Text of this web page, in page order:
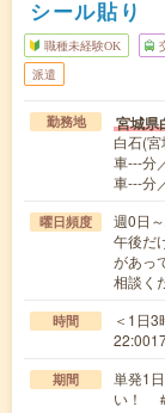
シール貼り
職種未経験OK
派遣
勤務地 宮城県
白石(
車---分
車---分
曜日頻度
週0日
午後だ
があっ
相談く
時間
＜1日
期間
単発1
い！